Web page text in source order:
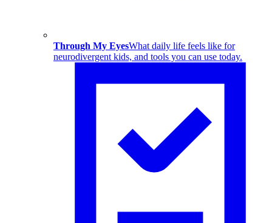
Through My EyesWhat daily life feels like for
neurodivergent kids, and tools you can use today.